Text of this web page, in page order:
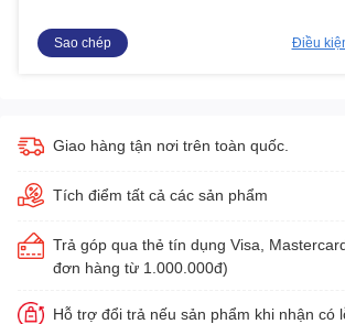
Sao chép Điều
Giao hàng tận nơi trên toàn quốc.
Tích điểm tất cả các sản phẩm
Trả góp qua thẻ tín dụng Visa,
đơn hàng từ 1.000.000đ)
Hỗ trợ đổi trả nếu sản phẩm khi nhận có